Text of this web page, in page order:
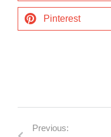
Pinterest
Previous: